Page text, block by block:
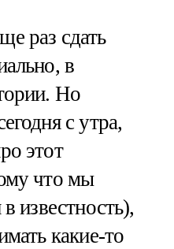
раз сдать
в
Но
с утра,
этот
что мы
известность),
какие-то